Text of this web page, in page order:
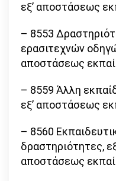
εξ’ αποστάσεως
– 8553
ερασιτεχνών
αποστάσεως
– 8559 Άλλη
εξ’ αποστάσεως
– 8560
δραστηριότητες,
αποστάσεως